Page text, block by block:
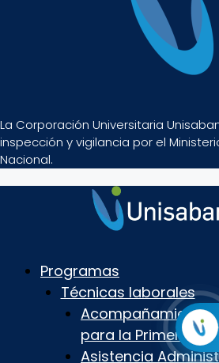
La Corporación Universitaria
inspección y vigilancia por el
Nacional.
Programas
Técnicas laborales
Acompañamiento
para la Primera
Asistencia